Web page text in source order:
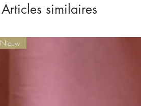
Articles similaires
Nieuw